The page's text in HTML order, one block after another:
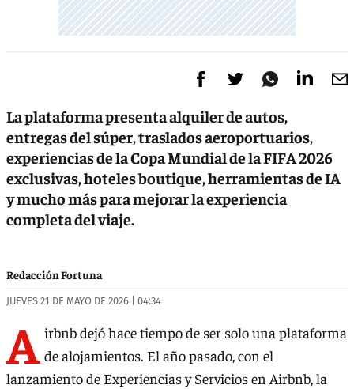
La plataforma presenta alquiler de autos,
entregas del súper, traslados aeroportuarios,
experiencias de la Copa Mundial de la FIFA 2026
exclusivas, hoteles boutique, herramientas de IA
y mucho más para mejorar la experiencia
completa del viaje.
Redacción Fortuna
JUEVES 21 DE MAYO DE 2026 | 04:34
A irbnb dejó hace tiempo de ser solo una plataforma
de alojamientos. El año pasado, con el
lanzamiento de Experiencias y Servicios en Airbnb, la